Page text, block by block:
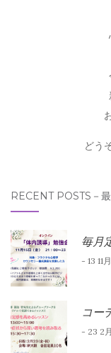
どう
RECENT POSTS－
毎月
- 13 11
コー
- 23 2